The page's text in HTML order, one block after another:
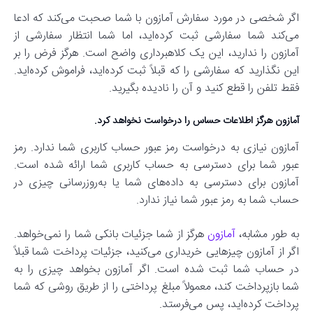
اگر شخصی در مورد سفارش آمازون با شما صحبت می‌کند که ادعا
می‌کند شما سفارشی ثبت کرده‌‌اید، اما شما انتظار سفارشی از
آمازون را ندارید، این یک کلاهبرداری واضح است. هرگز فرض را بر
این نگذارید که سفارشی را که قبلاً ثبت کرده‌اید، فراموش کرده‌اید.
فقط تلفن را قطع کنید و آن را نادیده بگیرید.
آمازون هرگز اطلاعات حساس را درخواست نخواهد کرد.
آمازون نیازی به درخواست رمز عبور حساب کاربری شما ندارد. رمز
عبور شما برای دسترسی به حساب کاربری شما ارائه شده است.
آمازون برای دسترسی به داده‌های شما یا به‌روزرسانی چیزی در
حساب شما به رمز عبور شما نیاز ندارد.
به طور مشابه، آمازون هرگز از شما جزئیات بانکی شما را نمی‌خواهد.
اگر از آمازون چیزهایی خریداری می‌کنید، جزئیات پرداخت شما قبلاً
در حساب شما ثبت شده است. اگر آمازون بخواهد چیزی را به
شما بازپرداخت کند، معمولاً مبلغ پرداختی را از طریق روشی که شما
پرداخت کرده‌اید، پس می‌فرستد.